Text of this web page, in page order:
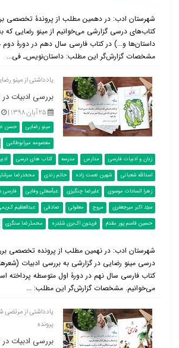
شهرستان ادب: در دهمین مطلب از پروندۀ تخصصی
کتاب‌‌های درسی گزارشی می‌خوانیم از مینو رضایی که
داستان‌ها و...) در کتاب فارسی سال دهم در دورۀ
مشخصات گزارش‌گر این مطلب: داستان‌نویس‌ـ فی...
یادداشتی از مینو
بررسی ادبیات
۲۵ آبان ۱۳۹۸ |
مینو رضایی
حسن
معصومه میرابوطالبی
زبان و ادبیات فارسی
مدارس مدرسه کتاب های درسی
اسدالله شعبانی
شهین نعمت زاده حاتم زندی محمّدرضا سرشار
زهرا السادات موسوی
علیرضا چنگیزی عباّسعلی وفایی فارسی
سیّد اکبر میرجعفری
مروج معقولی صادقی عبدالعظیم
حسین قاسم پور مقدمّ
فریدون اک‌بری شلِدره محمدّرضا سنگری
شهرستان ادب: در نهمین مطلب از پرونده تخصصی
درسی مینو رضایی در گزارشی به بررسی ادبیات
کتاب فارسی سال نهم در دورۀ اول متوسطه پرداخته
می‌خوانیم. مشخصات گزارش‌گر این مطلب: ...
یادداشتی از
پرونده
بررسی ادبیات